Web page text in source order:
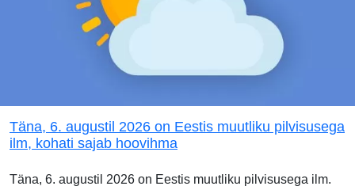
Täna, 6. augustil 2026 on Eestis muutliku pilvisusega
ilm, kohati sajab hoovihma
Täna, 6. augustil 2026 on Eestis muutliku pilvisusega ilm.